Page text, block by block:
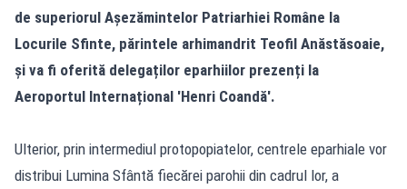
de superiorul Așezămintelor Patriarhiei Române la
Locurile Sfinte, părintele arhimandrit Teofil Anăstăsoaie,
și va fi oferită delegaților eparhiilor prezenți la
Aeroportul Internațional 'Henri Coandă'.
Ulterior, prin intermediul protopopiatelor, centrele eparhiale vor
distribui Lumina Sfântă fiecărei parohii din cadrul lor, a